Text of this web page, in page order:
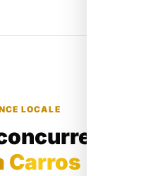
LOCALE
Carros